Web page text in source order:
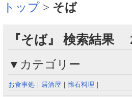
トップ > そば
『そば』 検索結果
▼カテゴリー
お食事処 ｜ 居酒屋 ｜懐石料理 ｜